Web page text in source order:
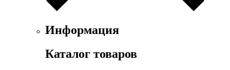
Информация
Каталог товаров